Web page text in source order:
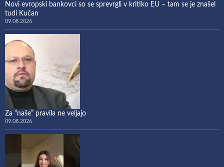
Novi evropski bankovci so se sprevrgli v kritiko EU – tam se je znašel
tudi Kučan
09.08.2026
Za “naše” pravila ne veljajo
09.08.2026